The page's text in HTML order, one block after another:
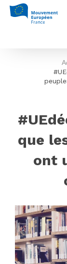
que
ont